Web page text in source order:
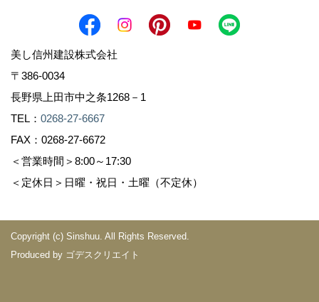
美し信州建設株式会社
〒386-0034
長野県上田市中之条1268－1
TEL： 0268-27-6667
FAX：0268-27-6672
＜営業時間＞8:00～17:30
＜定休日＞日曜・祝日・土曜（不定休）
Copyright (c) Sinshuu. All Rights Reserved.
Produced by ゴデスクリエイト